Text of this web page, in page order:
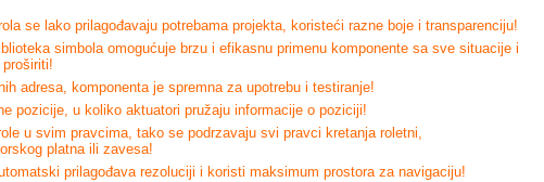
se lako prilagođavaju potrebama projekta, koristeći razne boje i transparenciju!
simbola omogućuje brzu i efikasnu primenu komponente sa sve situacije i
adresa, komponenta je spremna za upotrebu i testiranje!
pozicije, u koliko aktuatori pružaju informacije o poziciji!
u svim pravcima, tako se podrzavaju svi pravci kretanja roletni,
platna ili zavesa!
prilagođava rezoluciji i koristi maksimum prostora za navigaciju!